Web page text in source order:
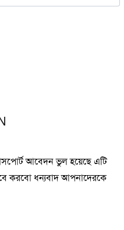
আবেদন ভুল হয়েছে এটি
করবো ধন্যবাদ আপনাদেরকে